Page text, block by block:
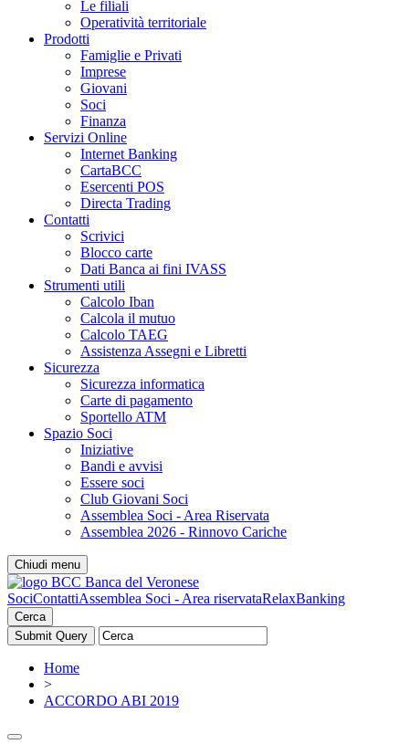
Le filiali
Operatività territoriale
Prodotti
Famiglie e Privati
Imprese
Giovani
Soci
Finanza
Servizi Online
Internet Banking
CartaBCC
Esercenti POS
Directa Trading
Contatti
Scrivici
Blocco carte
Dati Banca ai fini IVASS
Strumenti utili
Calcolo Iban
Calcola il mutuo
Calcolo TAEG
Assistenza Assegni e Libretti
Sicurezza
Sicurezza informatica
Carte di pagamento
Sportello ATM
Spazio Soci
Iniziative
Bandi e avvisi
Essere soci
Club Giovani Soci
Assemblea Soci - Area Riservata
Assemblea 2026 - Rinnovo Cariche
Chiudi menu
SociContattiAssemblea Soci - Area riservataRelaxBanking
Cerca
Home
>
ACCORDO ABI 2019